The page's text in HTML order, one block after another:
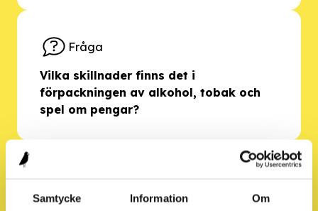
Samtycke Information Om
Fråga
Vilka skillnader finns det i
förpackningen av alkohol, tobak och
spel om pengar?
Vad tror du är syftet med